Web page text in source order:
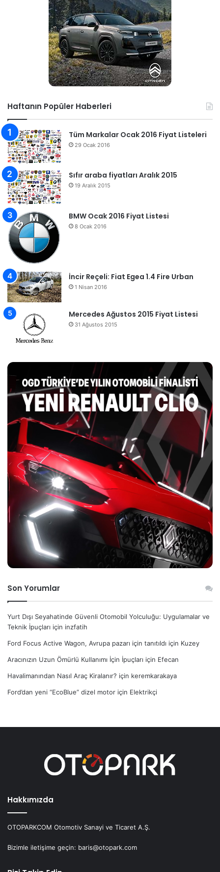
Haftanın Popüler Haberleri
Tüm Markalar Ocak 2016 Fiyat Listeleri
29 Ocak 2016
Sıfır araba fiyatları Aralık 2015
19 Aralık 2015
BMW Ocak 2016 Fiyat Listesi
8 Ocak 2016
İncir Reçeli: Fiat Egea 1.4 Fire Urban
1 Nisan 2016
Mercedes Ağustos 2015 Fiyat Listesi
31 Ağustos 2015
Son Yorumlar
Yurt Dışı Seyahatinde Güvenli Otomobil Yolculuğu: Uygulamalar ve
Teknik İpuçları için inzfatih
Ford Focus Active Wagon, Avrupa pazarı için tanıtıldı için Kuzey
Aracınızın Uzun Ömürlü Kullanımı İçin İpuçları için Efecan
Havalimanından Nasıl Araç Kiralanır? için keremkarakaya
Ford’dan yeni “EcoBlue” dizel motor için Elektrikçi
Hakkımızda
OTOPARKCOM Otomotiv Sanayi ve Ticaret A.Ş.
Bizimle iletişime geçin: baris@otopark.com